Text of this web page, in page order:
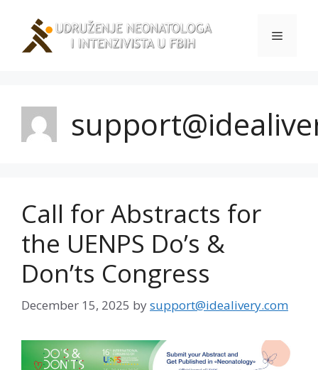
content
Menu
Call for Abstracts for
the UENPS Do’s &
Don’ts Congress
December 15, 2025 bysupport@idealivery.com